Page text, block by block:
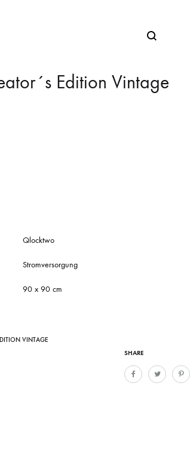
Edition Vintage
Qlocktwo
Stromversorgung
90 x 90 cm
SHARE
VINTAGE